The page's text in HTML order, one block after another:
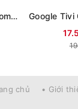
Màn hình thông minh Xiaomi 4K 85 inch Smart Display S L85MC-STWN (Mới 2026)
chủ • Giới